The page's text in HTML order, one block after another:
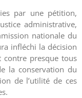
par une pétition,
administrative,
nationale du
infléchi la décision
contre presque tous
la conservation du
de l’utilité de ces